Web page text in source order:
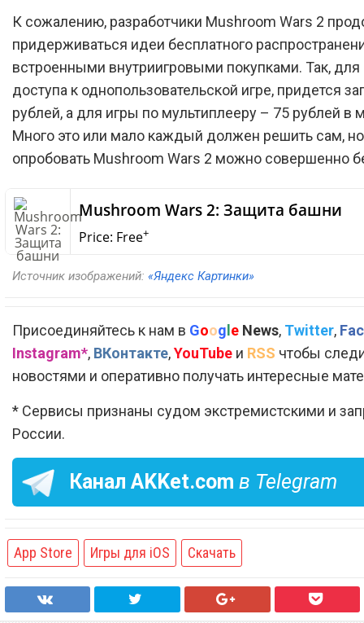
К сожалению, разработчики Mushroom Wars 2
придерживаться идеи бесплатного
встроенными внутриигровыми покупками. Так, для
доступа к однопользовательской игре, придется
рублей, а для игры по мультиплееру – 75 рублей в
Много это или мало каждый должен решить сам, но
опробовать Mushroom Wars 2 можно совершенно
‎Mushroom Wars 2: Защита башни
Price: Free+
Источник изображений: «Яндекс Картинки»
Присоединяйтесь к нам в Google News, Twitter,
Instagram*, ВКонтакте,YouTube и RSS чтобы
новостями и оперативно получать интересные
* Сервисы признаны судом экстремистскими и
России.
Канал AKKet.com в Telegram
App Store Игры для iOS Скачать